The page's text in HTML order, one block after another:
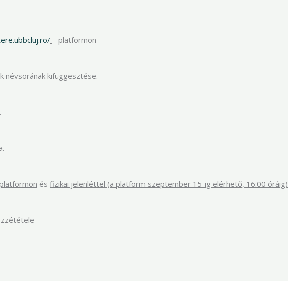
– platformon
névsorának kifüggesztése.
és fizikai jelenléttel (a platform szeptember 15-ig elérhető, 16:00 óráig)